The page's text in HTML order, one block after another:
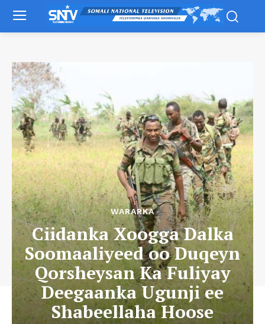
WARARKA
Ciidanka Xoogga Dalka
Soomaaliyeed oo Duqeyn
Qorsheysan Ka Fuliyay
Deegaanka Ugunji ee
Shabeellaha Hoose